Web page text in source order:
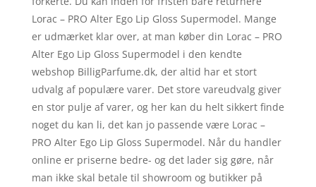
Lorac – PRO Alter Ego Lip Gloss Supermodel. Mange
er udmærket klar over, at man køber din Lorac – PRO
Alter Ego Lip Gloss Supermodel i den kendte
webshop BilligParfume.dk, der altid har et stort
udvalg af populære varer. Det store vareudvalg giver
en stor pulje af varer, og her kan du helt sikkert finde
noget du kan li, det kan jo passende være Lorac –
PRO Alter Ego Lip Gloss Supermodel. Når du handler
online er priserne bedre- og det lader sig gøre, når
man ikke skal betale til showroom og butikker på